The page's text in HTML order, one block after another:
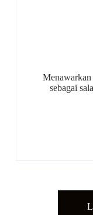
Menawarkan
sebagai